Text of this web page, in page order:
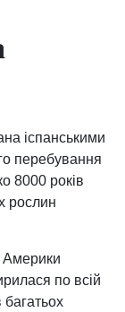
іспанськими
перебування
8000 років
рослин
Америки
по всій